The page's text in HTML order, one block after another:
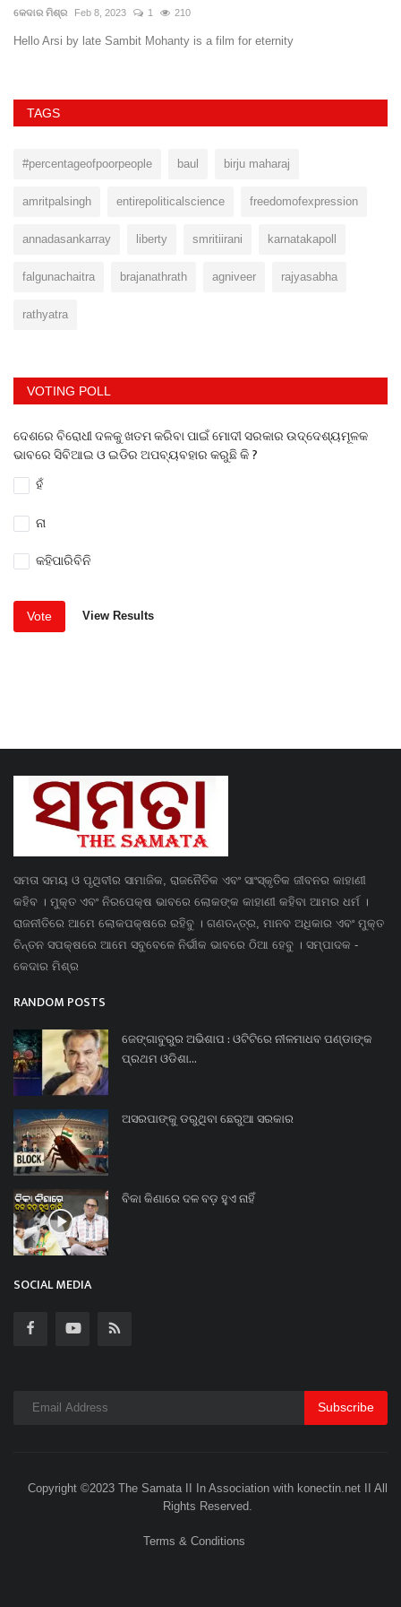
କେଦାର ମିଶ୍ର Feb 8, 2023 1 210
Hello Arsi by late Sambit Mohanty is a film for eternity
TAGS
#percentageofpoorpeople baul birju maharaj
amritpalsingh entirepoliticalscience freedomofexpression
annadasankarray liberty smritiirani karnatakapoll
falgunachaitra brajanathrath agniveer rajyasabha
rathyatra
VOTING POLL
ଦେଶରେ ବିରୋଧୀ ଦଳକୁ ଖତମ କରିବା ପାଇଁ ମୋଦୀ ସରକାର ଉଦ୍ଦେଶ୍ୟମୂଳକ
ଭାବରେ ସିବିଆଇ ଓ ଇଡିର ଅପବ୍ୟବହାର କରୁଛି କି ?
ହଁ
ନା
କହିପାରିବିନି
Vote View Results
ସମତା ସମୟ ଓ ପୃଥିବୀର ସାମାଜିକ, ରାଜନୈତିକ ଏବଂ ସାଂସ୍କୃତିକ ଜୀବନର କାହାଣୀ
କହିବ । ମୁକ୍ତ ଏବଂ ନିରପେକ୍ଷ ଭାବରେ ଲୋକଙ୍କ କାହାଣୀ କହିବା ଆମର ଧର୍ମ ।
ରାଜନୀତିରେ ଆମେ ଲୋକପକ୍ଷରେ ରହିବୁ । ଗଣତନ୍ତ୍ର, ମାନବ ଅଧିକାର ଏବଂ ମୁକ୍ତ
ଚିନ୍ତନ ସପକ୍ଷରେ ଆମେ ସବୁବେଳେ ନିର୍ଭୀକ ଭାବରେ ଠିଆ ହେବୁ । ସମ୍ପାଦକ -
କେଦାର ମିଶ୍ର
RANDOM POSTS
ଜେଙ୍ଗାବୁରୁର ଅଭିଶାପ : ଓଟିଟିରେ ନୀଳମାଧବ ପଣ୍ଡାଙ୍କ
ପ୍ରଥମ ଓଡିଶା...
ଅସରପାଙ୍କୁ ଡରୁଥିବା ଛେରୁଆ ସରକାର
ବିକା କିଣାରେ ଦଳ ବଡ଼ ହୁଏ ନାହିଁ
SOCIAL MEDIA
Subscribe
Copyright ©2023 The Samata II In Association with konectin.net II All
Rights Reserved.
Terms & Conditions